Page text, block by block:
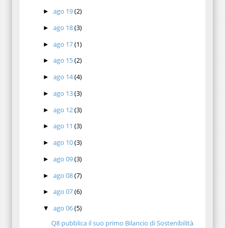
►ago 19(2)
►ago 18(3)
►ago 17(1)
►ago 15(2)
►ago 14(4)
►ago 13(3)
►ago 12(3)
►ago 11(3)
►ago 10(3)
►ago 09(3)
►ago 08(7)
►ago 07(6)
▼ago 06(5)
Q8 pubblica il suo primo Bilancio di Sostenibilità